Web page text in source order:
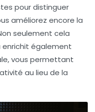
pour distinguer
améliorez encore la
seulement cela
enrichit également
vous permettant
au lieu de la